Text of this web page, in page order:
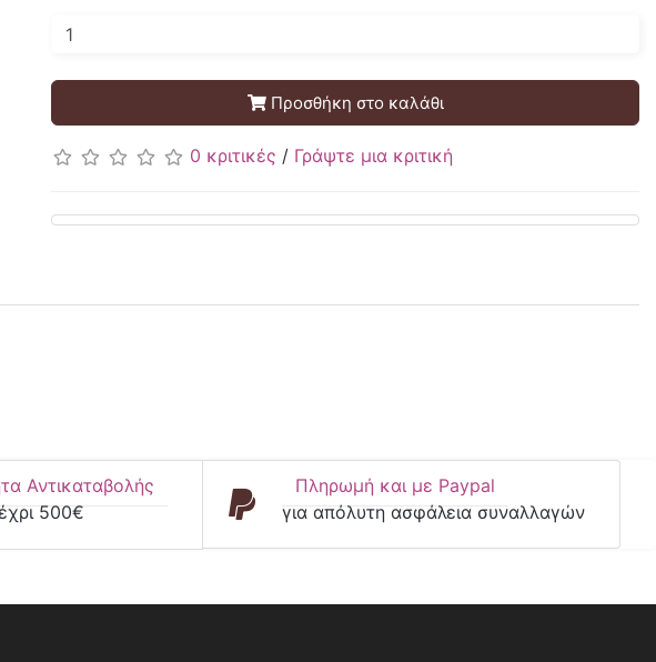
Προσθήκη στο καλάθι
0 κριτικές / Γράψτε μια κριτική
Αντικαταβολής
500€
Πληρωμή και με Paypal
για απόλυτη ασφάλεια συναλλαγών